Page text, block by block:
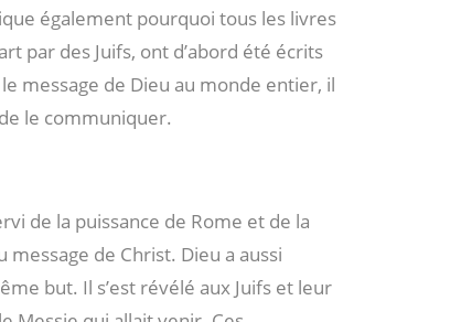
également pourquoi tous les livres
par des Juifs, ont d’abord été écrits
message de Dieu au monde entier, il
le communiquer.
de la puissance de Rome et de la
de Christ. Dieu a aussi
but. Il s’est révélé aux Juifs et leur